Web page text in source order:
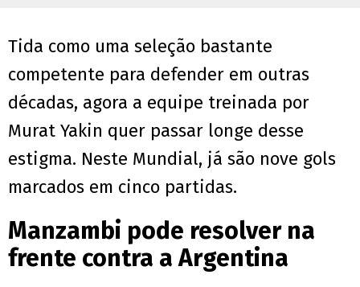
Tida como uma seleção bastante
competente para defender em outras
décadas, agora a equipe treinada por
Murat Yakin quer passar longe desse
estigma. Neste Mundial, já são nove gols
marcados em cinco partidas.
Manzambi pode resolver na
frente contra a Argentina